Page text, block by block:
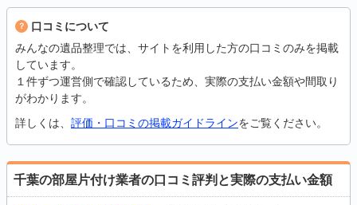
口コミについて
みんなの遺品整理では、サイトを利用した方の口コミのみを掲載
しています。
１件ずつ運営側で確認しているため、実際の支払い金額や間取り
がわかります。
詳しくは、 評価・口コミの掲載ガイドラインをご覧ください。
千葉の部屋片付け業者の口コミ評判と実際の支払い金額